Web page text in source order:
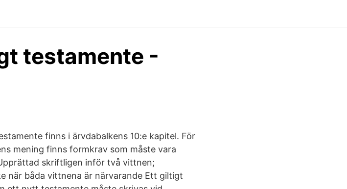
testamente -
finns i ärvdabalkens 10:e kapitel. För
mening finns formkrav som måste vara
skriftligen inför två vittnen;
när båda vittnena är närvarande Ett giltigt